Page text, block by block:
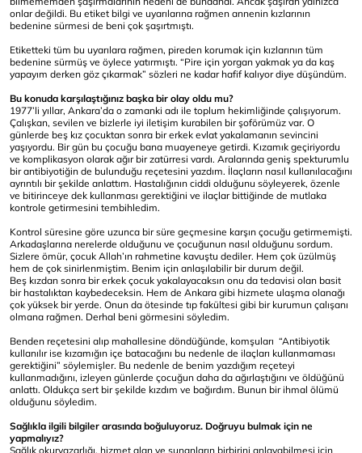
onlar değildi. Bu etiket bilgi ve uyarılarına rağmen annenin kızlarının
bedenine sürmesi de beni çok şaşırtmıştı.
Etiketteki tüm bu uyarılara rağmen, pireden korumak için kızlarının tüm
bedenine sürmüş ve öylece yatırmıştı. “Pire için yorgan yakmak ya da kaş
yapayım derken göz çıkarmak” sözleri ne kadar hafif kalıyor diye düşündüm.
Bu konuda karşılaştığınız başka bir olay oldu mu?
1977’li yıllar, Ankara’da o zamanki adı ile toplum hekimliğinde çalışıyorum.
Çalışkan, sevilen ve bizlerle iyi iletişim kurabilen bir şoförümüz var. O
günlerde beş kız çocuktan sonra bir erkek evlat yakalamanın sevincini
yaşıyordu. Bir gün bu çocuğu bana muayeneye getirdi. Kızamık geçiriyordu
ve komplikasyon olarak ağır bir zatürresi vardı. Aralarında geniş spekturumlu
bir antibiyotiğin de bulunduğu reçetesini yazdım. İlaçların nasıl kullanılacağını
ayrıntılı bir şekilde anlattım. Hastalığının ciddi olduğunu söyleyerek, özenle
ve bitirinceye dek kullanması gerektiğini ve ilaçlar bittiğinde de mutlaka
kontrole getirmesini tembihledim.
Kontrol süresine göre uzunca bir süre geçmesine karşın çocuğu getirmemişti.
Arkadaşlarına nerelerde olduğunu ve çocuğunun nasıl olduğunu sordum.
Sizlere ömür, çocuk Allah’ın rahmetine kavuştu dediler. Hem çok üzülmüş
hem de çok sinirlenmiştim. Benim için anlaşılabilir bir durum değil.
Beş kızdan sonra bir erkek çocuk yakalayacaksın onu da tedavisi olan basit
bir hastalıktan kaybedeceksin. Hem de Ankara gibi hizmete ulaşma olanağı
çok yüksek bir yerde. Onun da ötesinde tıp fakültesi gibi bir kurumun çalışanı
olmana rağmen. Derhal beni görmesini söyledim.
Benden reçetesini alıp mahallesine döndüğünde, komşuları “Antibiyotik
kullanılır ise kızamığın içe batacağını bu nedenle de ilaçları kullanmaması
gerektiğini” söylemişler. Bu nedenle de benim yazdığım reçeteyi
kullanmadığını, izleyen günlerde çocuğun daha da ağırlaştığını ve öldüğünü
anlattı. Oldukça sert bir şekilde kızdım ve bağırdım. Bunun bir ihmal ölümü
olduğunu söyledim.
Sağlıkla ilgili bilgiler arasında boğuluyoruz. Doğruyu bulmak için ne
yapmalıyız?
Sağlık okuryazarlığı, hizmet alan ve sunanların birbirini anlayabilmesi için